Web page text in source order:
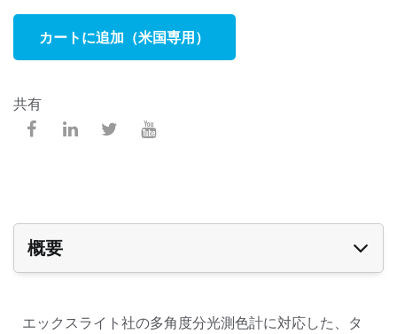
カートに追加（米国専用）
共有
概要
エックスライト社の多角度分光測色計に対応した、タ